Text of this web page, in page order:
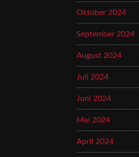
Oktober 2024
September 2024
August 2024
Juli 2024
Juni 2024
Mai 2024
April 2024